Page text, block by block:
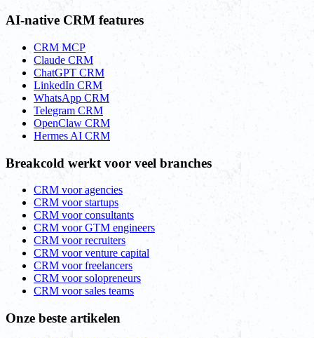
AI-native CRM features
CRM MCP
Claude CRM
ChatGPT CRM
LinkedIn CRM
WhatsApp CRM
Telegram CRM
OpenClaw CRM
Hermes AI CRM
Breakcold werkt voor veel branches
CRM voor agencies
CRM voor startups
CRM voor consultants
CRM voor GTM engineers
CRM voor recruiters
CRM voor venture capital
CRM voor freelancers
CRM voor solopreneurs
CRM voor sales teams
Onze beste artikelen